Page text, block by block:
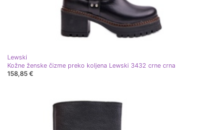
Lewski
Kožne ženske čizme preko koljena Lewski 3432 crne crna
158,85 €